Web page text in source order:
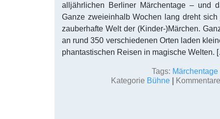
alljährlichen Berliner Märchentage – und
Ganze zweieinhalb Wochen lang dreht
zauberhafte Welt der (Kinder-)Märchen.
an rund 350 verschiedenen Orten laden
phantastischen Reisen in magische Welten.
Tags: Märchentage
Kategorie Bühne